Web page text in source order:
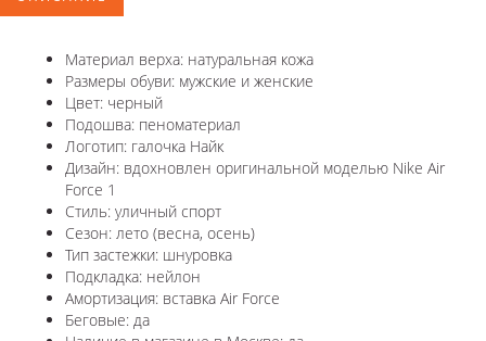
Материал верха: натуральная кожа
Размеры обуви: мужские и женские
Цвет: черный
Подошва: пеноматериал
Логотип: галочка Найк
Дизайн: вдохновлен оригинальной моделью Nike Air
Force 1
Стиль: уличный спорт
Сезон: лето (весна, осень)
Тип застежки: шнуровка
Подкладка: нейлон
Амортизация: вставка Air Force
Беговые: да